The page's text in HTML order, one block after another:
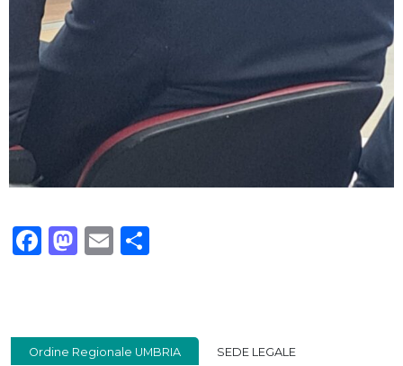
Facebook
Mastodon
Email
Ordine Regionale UMBRIA SEDE LEGALE